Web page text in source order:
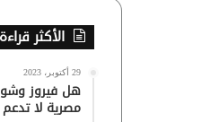
الأكثر قراءة
29 أكتوبر، 2023
هل فيروز
مصرية لا